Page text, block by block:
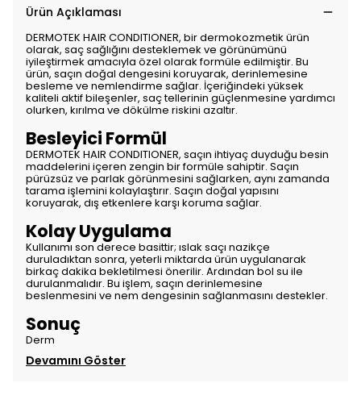
Ürün Açıklaması
DERMOTEK HAIR CONDITIONER, bir dermokozmetik ürün
olarak, saç sağlığını desteklemek ve görünümünü
iyileştirmek amacıyla özel olarak formüle edilmiştir. Bu
ürün, saçın doğal dengesini koruyarak, derinlemesine
besleme ve nemlendirme sağlar. İçeriğindeki yüksek
kaliteli aktif bileşenler, saç tellerinin güçlenmesine yardımcı
olurken, kırılma ve dökülme riskini azaltır.
Besleyici Formül
DERMOTEK HAIR CONDITIONER, saçın ihtiyaç duyduğu besin
maddelerini içeren zengin bir formüle sahiptir. Saçın
pürüzsüz ve parlak görünmesini sağlarken, aynı zamanda
tarama işlemini kolaylaştırır. Saçın doğal yapısını
koruyarak, dış etkenlere karşı koruma sağlar.
Kolay Uygulama
Kullanımı son derece basittir; ıslak saçı nazikçe
duruladıktan sonra, yeterli miktarda ürün uygulanarak
birkaç dakika bekletilmesi önerilir. Ardından bol su ile
durulanmalıdır. Bu işlem, saçın derinlemesine
beslenmesini ve nem dengesinin sağlanmasını destekler.
Sonuç
Derm
Devamını Göster